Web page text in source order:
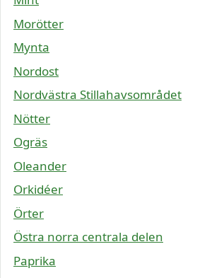
Morötter
Mynta
Nordost
Nordvästra Stillahavsområdet
Nötter
Ogräs
Oleander
Orkidéer
Örter
Östra norra centrala delen
Paprika